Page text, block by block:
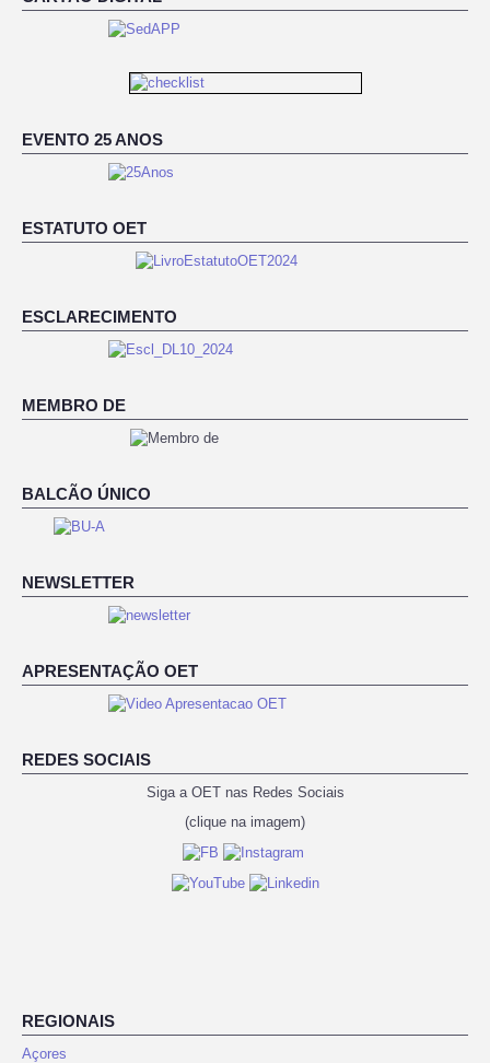
EVENTO 25 ANOS
ESTATUTO OET
ESCLARECIMENTO
MEMBRO DE
BALCÃO ÚNICO
NEWSLETTER
APRESENTAÇÃO OET
REDES SOCIAIS
Siga a OET nas Redes Sociais
(clique na imagem)
REGIONAIS
Açores